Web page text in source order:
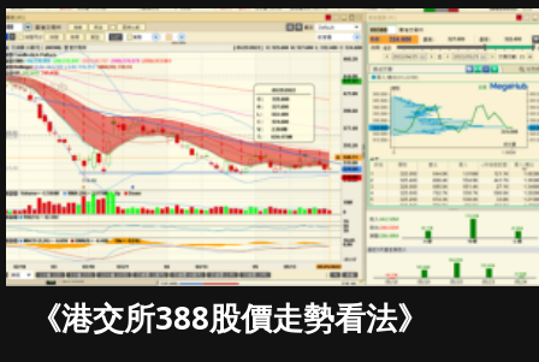
《港交所388股價走勢看法》